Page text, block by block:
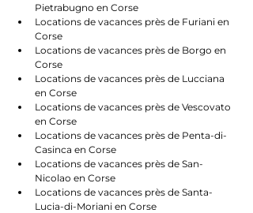
Pietrabugno en Corse
Locations de vacances près de Furiani en
Corse
Locations de vacances près de Borgo en
Corse
Locations de vacances près de Lucciana
en Corse
Locations de vacances près de Vescovato
en Corse
Locations de vacances près de Penta-di-
Casinca en Corse
Locations de vacances près de San-
Nicolao en Corse
Locations de vacances près de Santa-
Lucia-di-Moriani en Corse